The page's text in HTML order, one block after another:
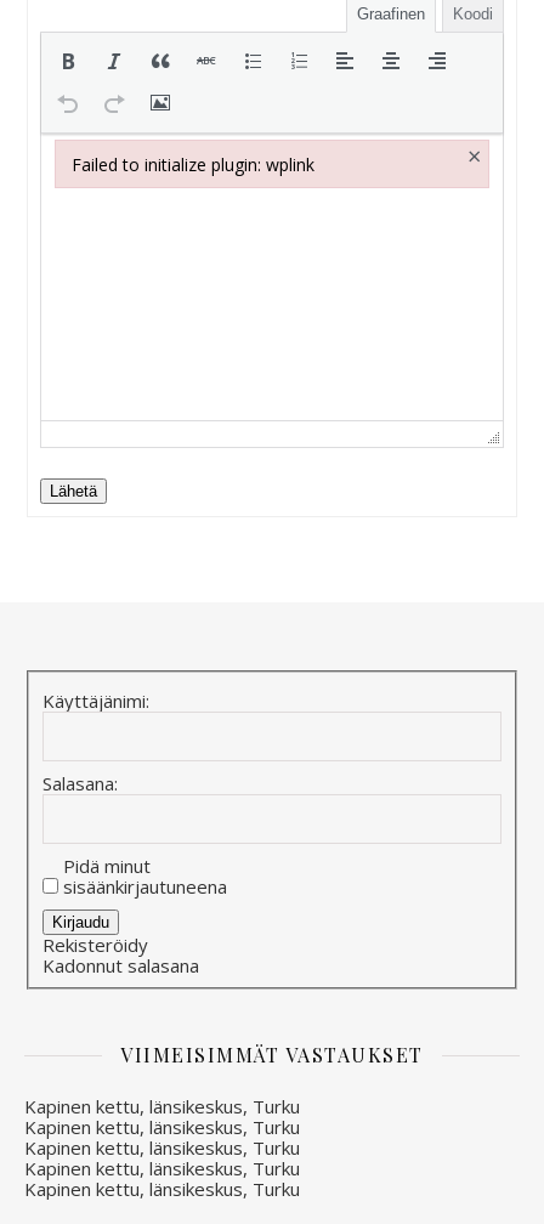
Graafinen Koodi
Lähetä
Käyttäjänimi:
Salasana:
Pidä minut
sisäänkirjautuneena
Alternative:
Kirjaudu
Rekisteröidy
Kadonnut salasana
VIIMEISIMMÄT VASTAUKSET
Kapinen kettu, länsikeskus, Turku
Kapinen kettu, länsikeskus, Turku
Kapinen kettu, länsikeskus, Turku
Kapinen kettu, länsikeskus, Turku
Kapinen kettu, länsikeskus, Turku
Failed to initialize plugin: wplink ×
Failed to initialize plugin: wplink